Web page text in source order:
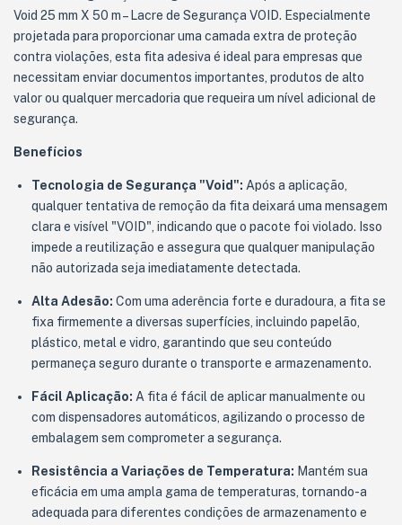
Void 25 mm X 50 m – Lacre de Segurança VOID. Especialmente
projetada para proporcionar uma camada extra de proteção
contra violações, esta fita adesiva é ideal para empresas que
necessitam enviar documentos importantes, produtos de alto
valor ou qualquer mercadoria que requeira um nível adicional de
segurança.
Benefícios
Tecnologia de Segurança "Void": Após a aplicação,
qualquer tentativa de remoção da fita deixará uma mensagem
clara e visível "VOID", indicando que o pacote foi violado. Isso
impede a reutilização e assegura que qualquer manipulação
não autorizada seja imediatamente detectada.
Alta Adesão: Com uma aderência forte e duradoura, a fita se
fixa firmemente a diversas superfícies, incluindo papelão,
plástico, metal e vidro, garantindo que seu conteúdo
permaneça seguro durante o transporte e armazenamento.
Fácil Aplicação: A fita é fácil de aplicar manualmente ou
com dispensadores automáticos, agilizando o processo de
embalagem sem comprometer a segurança.
Resistência a Variações de Temperatura: Mantém sua
eficácia em uma ampla gama de temperaturas, tornando-a
adequada para diferentes condições de armazenamento e